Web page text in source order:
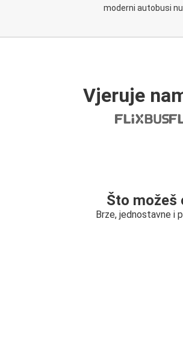
moderni autobusi
Vjeruje
Što možeš
Brze, jednostavne i